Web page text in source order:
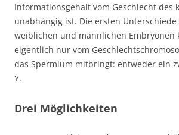
Informationsgehalt vom Geschlecht des
unabhängig ist. Die ersten Unterschiede
weiblichen und männlichen Embryonen
eigentlich nur vom
das Spermium mitbringt: entweder ein
Y.
Drei Möglichkeiten